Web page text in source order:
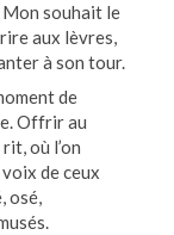
souhait le
aux lèvres,
à son tour.
de
Offrir au
où l’on
voix de ceux
osé,